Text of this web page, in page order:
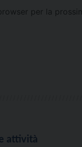
per la
attività